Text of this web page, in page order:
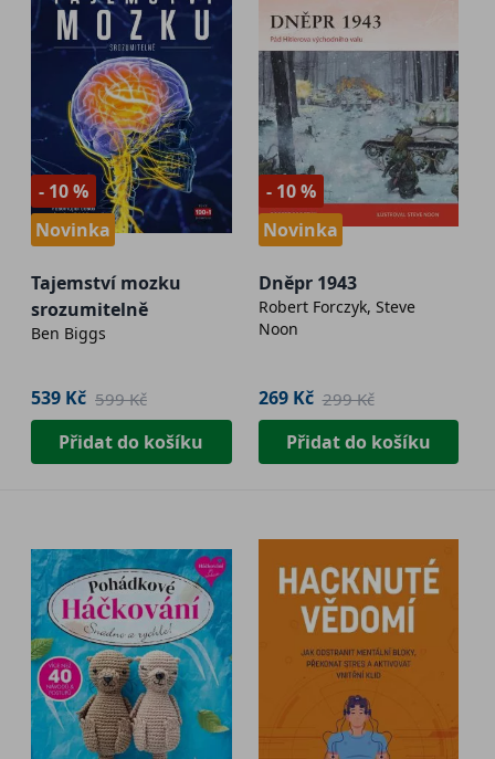
- 10 %
Novinka
Tajemství mozku
srozumitelně
Ben Biggs
539 Kč 599 Kč
Přidat do košíku
- 10 %
Novinka
Dněpr 1943
Robert Forczyk, Steve
Noon
269 Kč 299 Kč
Přidat do košíku